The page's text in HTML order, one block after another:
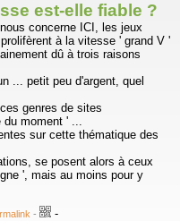
est-elle fiable ?
concerne ICI, les jeux
à la vitesse ' grand V '
dû à trois raisons
... petit peu d'argent, quel
genres de sites
du moment ' ...
sur cette thématique des
se posent alors à ceux
', mais au moins pour y
- -